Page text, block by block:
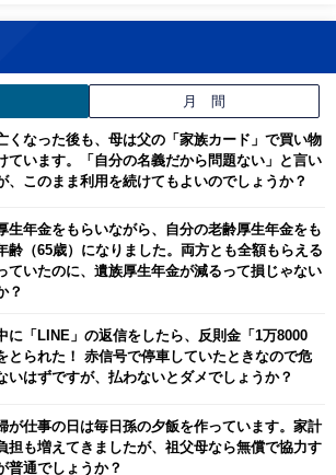
月 間
くなった後も、母は父の「家族カード」で買い物
ています。「自分の名義だから問題ない」と言い
、このまま利用を続けてもよいのでしょうか？
生年金をもらいながら、自分の老齢厚生年金をも
齢（65歳）になりました。両方とも全額もらえる
ていたのに、遺族厚生年金が減るって損じゃない
？
に「LINE」の返信をしたら、反則金「1万8000
とられた！ 赤信号で停車していたときなので危
いはずですが、払わないとダメでしょうか？
が仕事の日は毎日孫の夕飯を作っています。家計
担も増えてきましたが、祖父母なら無償で協力す
普通でしょうか？